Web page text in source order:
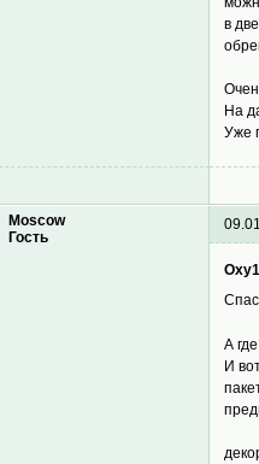
в
На
Уже
Moscow
Гость
А
И